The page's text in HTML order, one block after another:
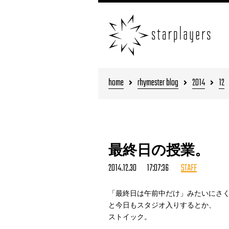
home rhymester blog 2014 12
最終日の授業。
2014.12.30 17:07:36 STAFF
「最終日は午前中だけ」みたいにさ
と今日もスタジオ入りするとか、
ストイック。